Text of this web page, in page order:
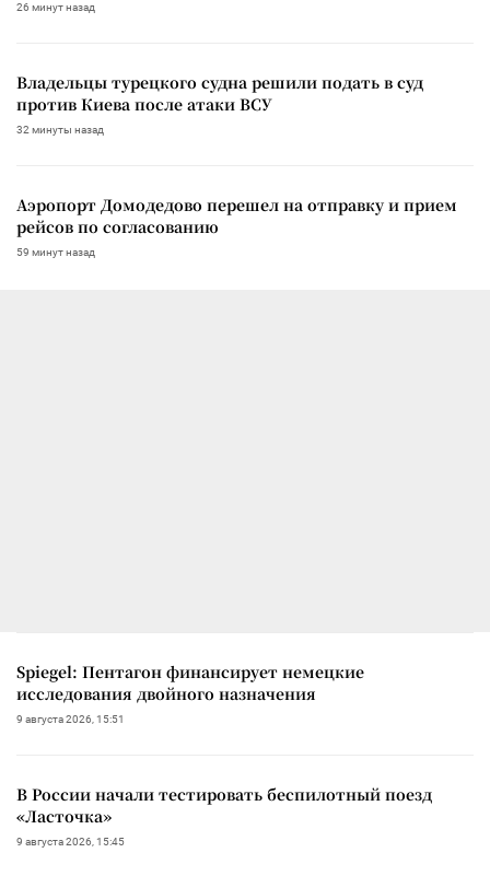
26 минут назад
Владельцы турецкого судна решили подать в суд
против Киева после атаки ВСУ
32 минуты назад
Аэропорт Домодедово перешел на отправку и прием
рейсов по согласованию
59 минут назад
Spiegel: Пентагон финансирует немецкие
исследования двойного назначения
9 августа 2026, 15:51
В России начали тестировать беспилотный поезд
«Ласточка»
9 августа 2026, 15:45